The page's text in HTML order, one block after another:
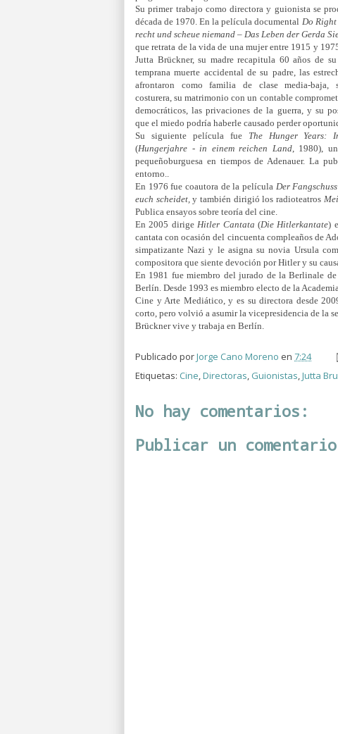
Su primer trabajo como directora y guionista se
década de 1970. En la película documental Do
recht und scheue niemand – Das Leben der Gerda
que retrata de la vida de una mujer entre 1915 y
Jutta Brückner, su madre recapitula 60 años de
temprana muerte accidental de su padre, las
afrontaron como familia de clase media-baja,
costurera, su matrimonio con un contable
democráticos, las privaciones de la guerra, y su
que el miedo podría haberle causado perder
Su siguiente película fue The Hunger
(Hungerjahre - in einem reichen Land, 1980),
pequeñoburguesa en tiempos de Adenauer. La
entorno..
En 1976 fue coautora de la película Der
euch scheidet, y también dirigió los radioteatros
Publica ensayos sobre teoría del cine.
En 2005 dirige Hitler Cantata (Die Hitlerkantate)
cantata con ocasión del cincuenta compleaños de
simpatizante Nazi y le asigna su novia Ursula
compositora que siente devoción por Hitler y su
En 1981 fue miembro del jurado de la Berlinale
Berlín. Desde 1993 es miembro electo de la
Cine y Arte Mediático, y es su directora desde
corto, pero volvió a asumir la vicepresidencia de la
Brückner vive y trabaja en Berlín.
Publicado porJorge Cano Moreno en 7:24
Etiquetas: Cine,Directoras, Guionistas,Jutta
No hay comentarios:
Publicar un comentario